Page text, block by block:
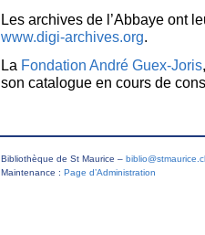
Les archives de l’Abbaye ont
www.digi-archives.org.
La Fondation André Guex-Joris
son catalogue en cours de
Bibliothèque de St Maurice –
Maintenance : Page d’Administration